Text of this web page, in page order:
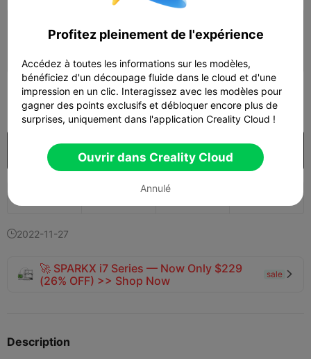
 Ajouter la configuration d'impression
650 
Acheter
2022-11-27
🚀 SPARKX i7 Series — Now Only $229
(26% OFF) >> Shop Now
sale 
Description
Profitez pleinement de l'expérience
Accédez à toutes les informations sur les modèles,
bénéficiez d'un découpage fluide dans le cloud et d'une
impression en un clic. Interagissez avec les modèles pour
gagner des points exclusifs et débloquer encore plus de
surprises, uniquement dans l'application Creality Cloud !
Ouvrir dans Creality Cloud
Annulé